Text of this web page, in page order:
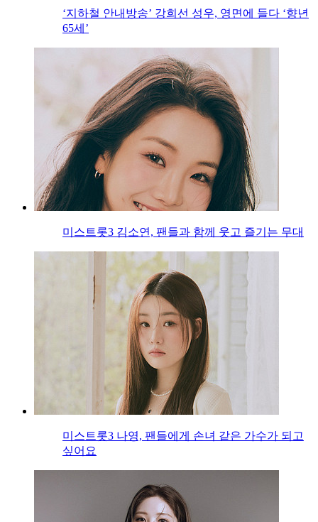
‘지하철 안내방송’ 강희선 성우, 영면에 들다 ‘향년
65세’
미스트롯3 김소연, 팬들과 함께 웃고 즐기는 무대
미스트롯3 나영, 팬들에게 손녀 같은 가수가 되고
싶어요